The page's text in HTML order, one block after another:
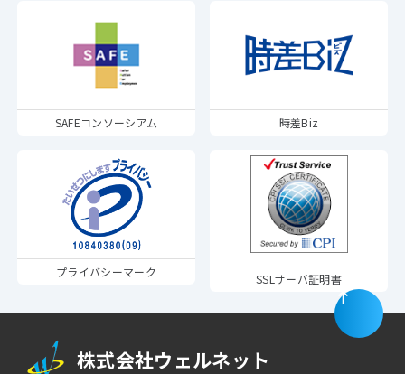
SAFEコンソーシアム 時差Biz
プライバシーマーク SSLサーバ証明書
株式会社ウェルネット